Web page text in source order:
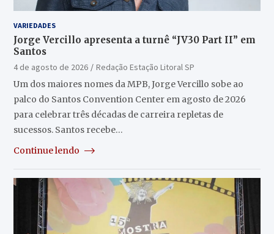
VARIEDADES
Jorge Vercillo apresenta a turnê “JV30 Part II” em
Santos
4 de agosto de 2026
Redação Estação Litoral SP
Um dos maiores nomes da MPB, Jorge Vercillo sobe ao
palco do Santos Convention Center em agosto de 2026
para celebrar três décadas de carreira repletas de
sucessos. Santos recebe…
Continue lendo